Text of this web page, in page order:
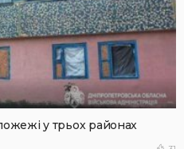
у трьох районах